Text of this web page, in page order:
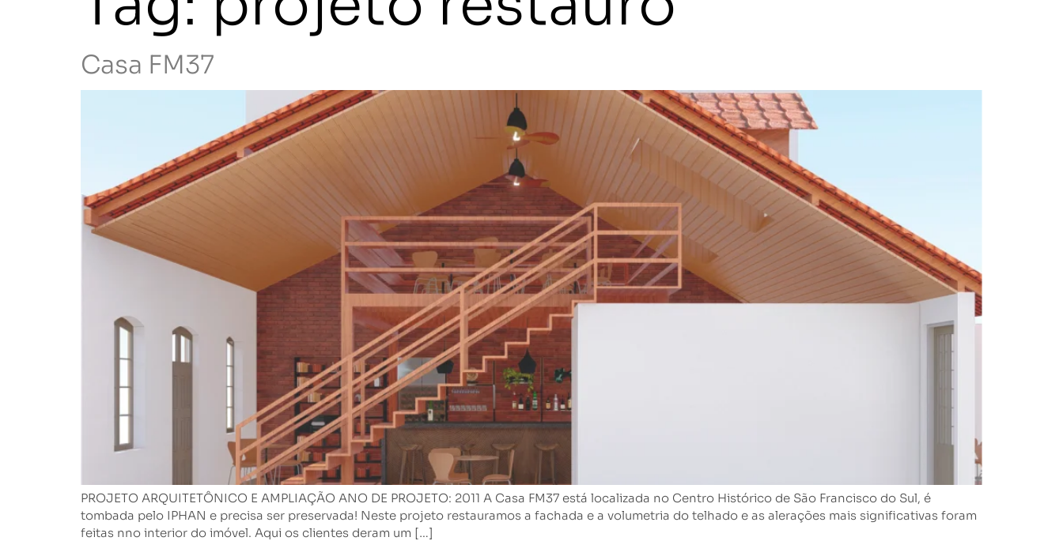
Casa FM37
PROJETO ARQUITETÔNICO E AMPLIAÇÃO ANO DE PROJETO: 2011 A Casa FM37 está localizada no Centro Histórico de São Francisco do Sul, é
tombada pelo IPHAN e precisa ser preservada! Neste projeto restauramos a fachada e a volumetria do telhado e as alerações mais significativas foram
feitas nno interior do imóvel. Aqui os clientes deram um […]